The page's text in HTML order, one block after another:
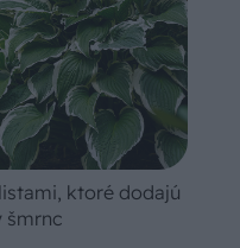
ktoré dodajú
šmrnc